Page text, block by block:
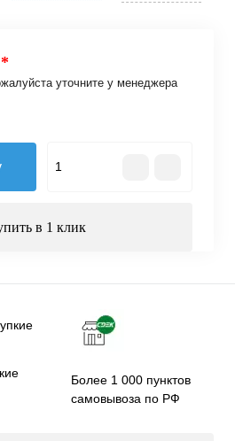
*
уточните у менеджера
в 1 клик
Более 1 000 пунктов
самовывоза по РФ